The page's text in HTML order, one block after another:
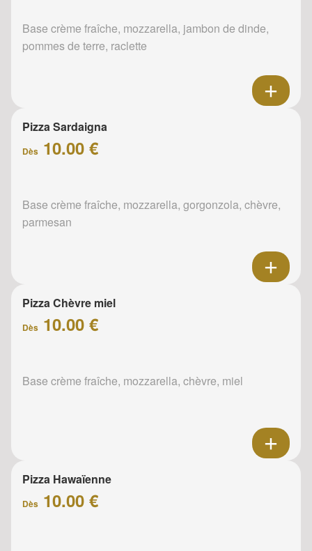
Base crème fraîche, mozzarella, jambon de dinde,
pommes de terre, raclette
Pizza Sardaigna
Dès 10.00 €
Base crème fraîche, mozzarella, gorgonzola, chèvre,
parmesan
Pizza Chèvre miel
Dès 10.00 €
Base crème fraîche, mozzarella, chèvre, miel
Pizza Hawaïenne
Dès 10.00 €